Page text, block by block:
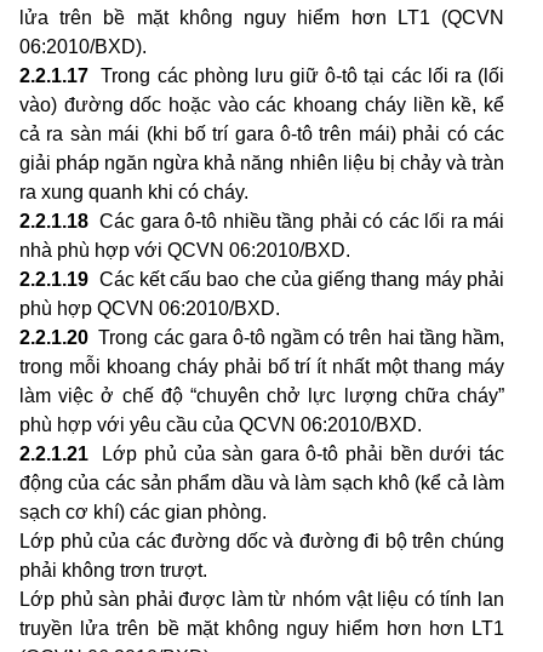
lửa trên bề mặt không nguy hiểm hơn LT1 (QCVN
06:2010/BXD).
2.2.1.17 Trong các phòng lưu giữ ô-tô tại các lối ra (lối
vào) đường dốc hoặc vào các khoang cháy liền kề, kể
cả ra sàn mái (khi bố trí gara ô-tô trên mái) phải có các
giải pháp ngăn ngừa khả năng nhiên liệu bị chảy và tràn
ra xung quanh khi có cháy.
2.2.1.18 Các gara ô-tô nhiều tầng phải có các lối ra mái
nhà phù hợp với QCVN 06:2010/BXD.
2.2.1.19 Các kết cấu bao che của giếng thang máy phải
phù hợp QCVN 06:2010/BXD.
2.2.1.20 Trong các gara ô-tô ngầm có trên hai tầng hầm,
trong mỗi khoang cháy phải bố trí ít nhất một thang máy
làm việc ở chế độ “chuyên chở lực lượng chữa cháy”
phù hợp với yêu cầu của QCVN 06:2010/BXD.
2.2.1.21 Lớp phủ của sàn gara ô-tô phải bền dưới tác
động của các sản phẩm dầu và làm sạch khô (kể cả làm
sạch cơ khí) các gian phòng.
Lớp phủ của các đường dốc và đường đi bộ trên chúng
phải không trơn trượt.
Lớp phủ sàn phải được làm từ nhóm vật liệu có tính lan
truyền lửa trên bề mặt không nguy hiểm hơn hơn LT1